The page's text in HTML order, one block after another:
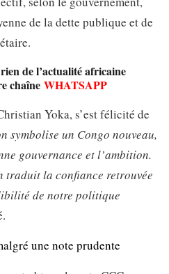
de la dette publique et de
de l’actualité africaine
chaîne WHATSAPP
Yoka, s’est félicité de
symbolise un Congo nouveau,
gouvernance et l’ambition.
traduit la confiance retrouvée
de notre politique
une note prudente